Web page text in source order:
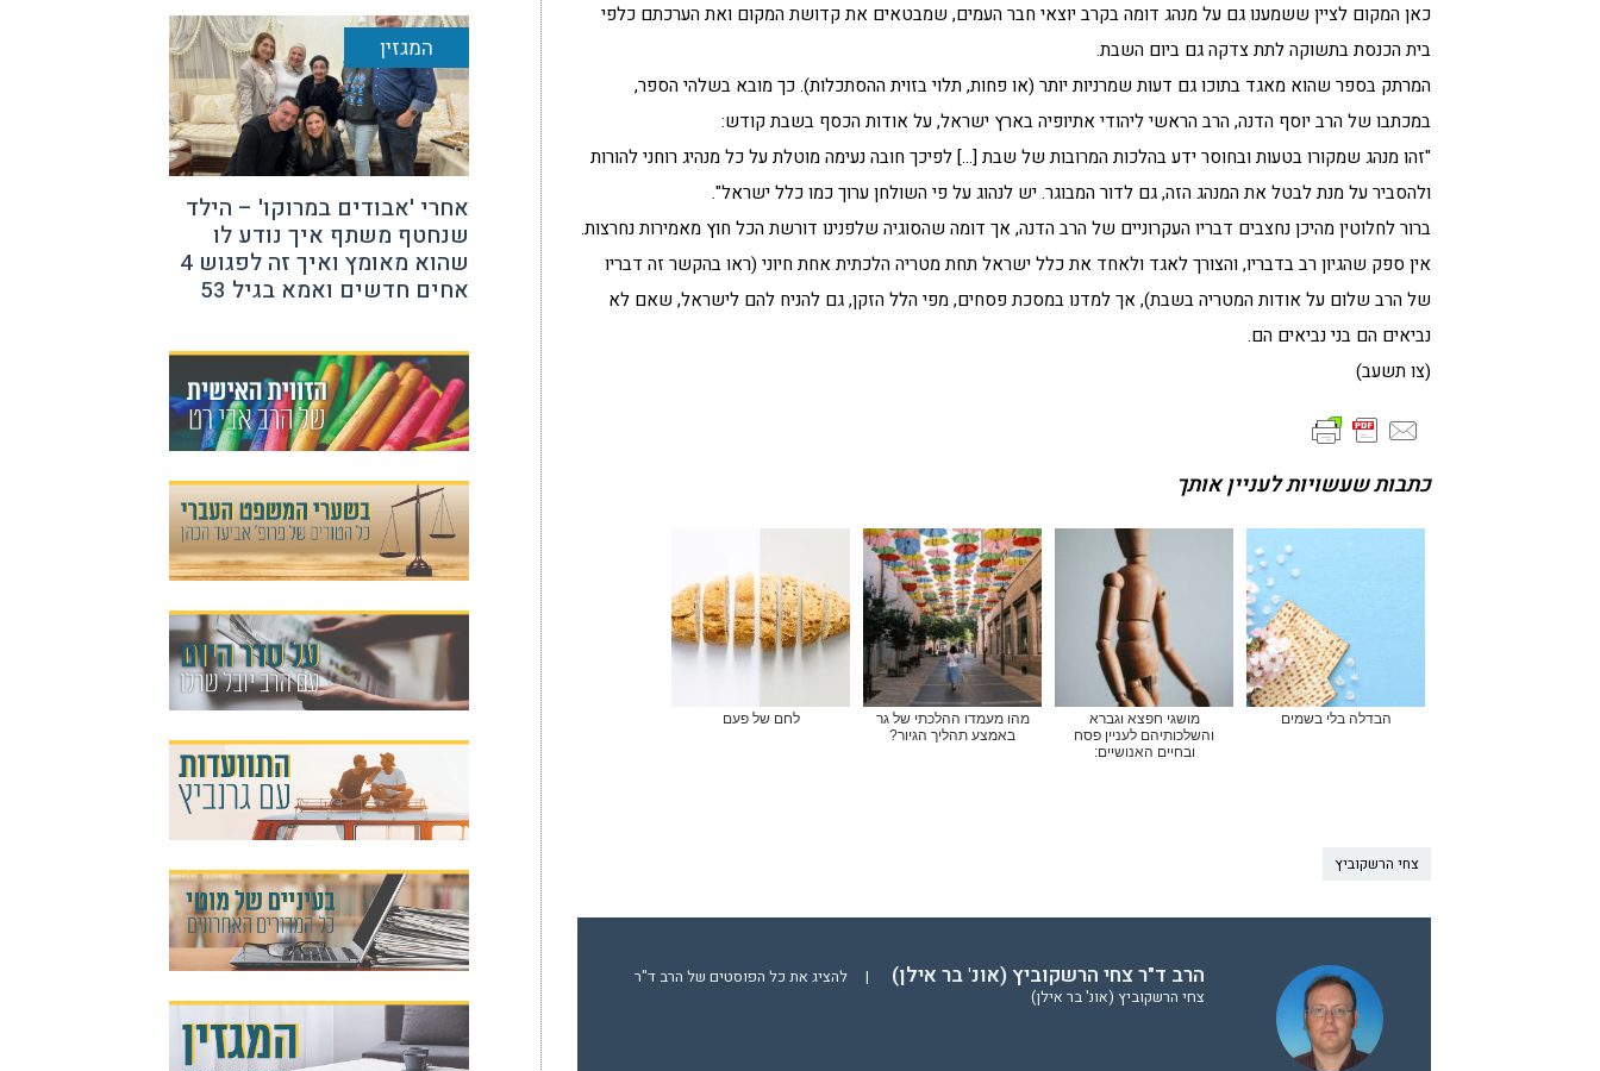
כאן המקום לציין ששמענו גם על מנהג דומה בקרב יוצאי חבר העמים, שמבטאים את קדושת המקום ואת הערכתם כלפי
בית הכנסת בתשוקה לתת צדקה גם ביום השבת.
המרתק בספר שהוא מאגד בתוכו גם דעות שמרניות יותר (או פחות, תלוי בזוית ההסתכלות). כך מובא בשלהי הספר,
במכתבו של הרב יוסף הדנה, הרב הראשי ליהודי אתיופיה בארץ ישראל, על אודות הכסף בשבת קודש:
"זהו מנהג שמקורו בטעות ובחוסר ידע בהלכות המרובות של שבת […] לפיכך חובה נעימה מוטלת על כל מנהיג רוחני להורות
ולהסביר על מנת לבטל את המנהג הזה, גם לדור המבוגר. יש לנהוג על פי השולחן ערוך כמו כלל ישראל".
ברור לחלוטין מהיכן נחצבים דבריו העקרוניים של הרב הדנה, אך דומה שהסוגיה שלפנינו דורשת הכל חוץ מאמירות נחרצות.
אין ספק שהגיון רב בדבריו, והצורך לאגד ולאחד את כלל ישראל תחת מטריה הלכתית אחת חיוני (ראו בהקשר זה דבריו
של הרב שלום על אודות המטריה בשבת), אך למדנו במסכת פסחים, מפי הלל הזקן, גם להניח להם לישראל, שאם לא
נביאים הם בני נביאים הם.
(צו תשעב)
כתבות שעשויות לעניין אותך
הבדלה בלי בשמים
מושגי חפצא וגברא
והשלכותיהם לעניין פסח
ובחיים האנושיים:
מהו מעמדו ההלכתי של גר
באמצע תהליך הגיור?
לחם של פעם
צחי הרשקוביץ
הרב ד"ר צחי הרשקוביץ (אונ' בר אילן) |
להציג את כל הפוסטים של הרב ד"ר
צחי הרשקוביץ (אונ' בר אילן)
המגזין
אחרי 'אבודים במרוקו' – הילד
שנחטף משתף איך נודע לו
שהוא מאומץ ואיך זה לפגוש 4
אחים חדשים ואמא בגיל 53